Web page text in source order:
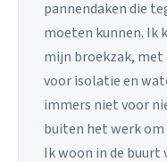
pannendaken die
moeten kunnen. Ik
mijn broekzak,
voor isolatie en
immers niet voor
buiten het werk
Ik woon in de buurt